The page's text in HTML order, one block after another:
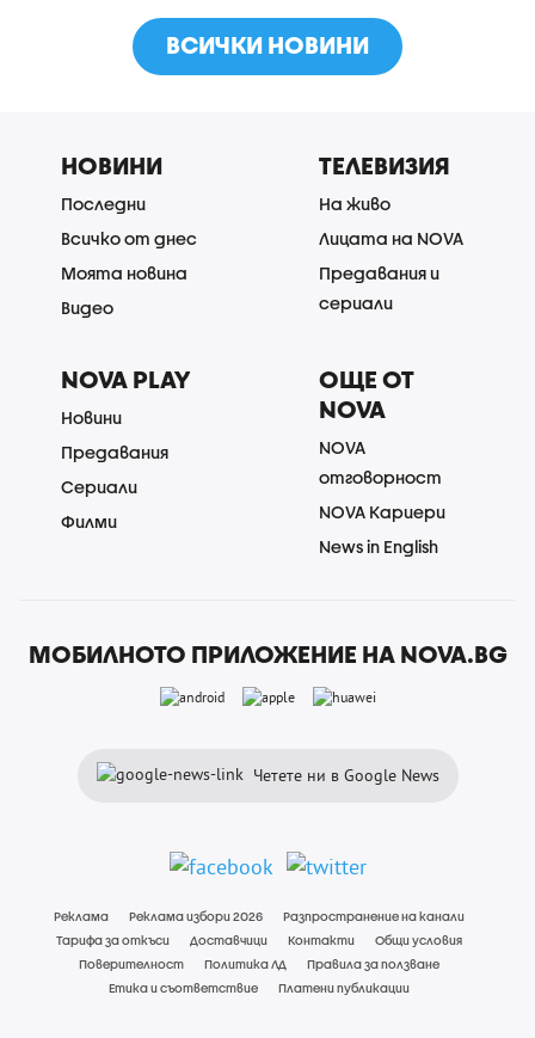
ВСИЧКИ НОВИНИ
НОВИНИ
Последни
Всичко от днес
Моята новина
Видео
ТЕЛЕВИЗИЯ
На живо
Лицата на NOVA
Предавания и
сериали
NOVA PLAY
Новини
Предавания
Сериали
Филми
ОЩЕ ОТ
NOVA
NOVA
отговорност
NOVA Кариери
News in English
МОБИЛНОТО ПРИЛОЖЕНИЕ НА NOVA.BG
Четете ни в Google News
Реклама Реклама избори 2026
Разпространение на канали
Тарифа за откъси
Доставчици Контакти
Общи условия
Поверителност
Политика ЛД
Правила за ползване
Етика и съответствие
Платени публикации